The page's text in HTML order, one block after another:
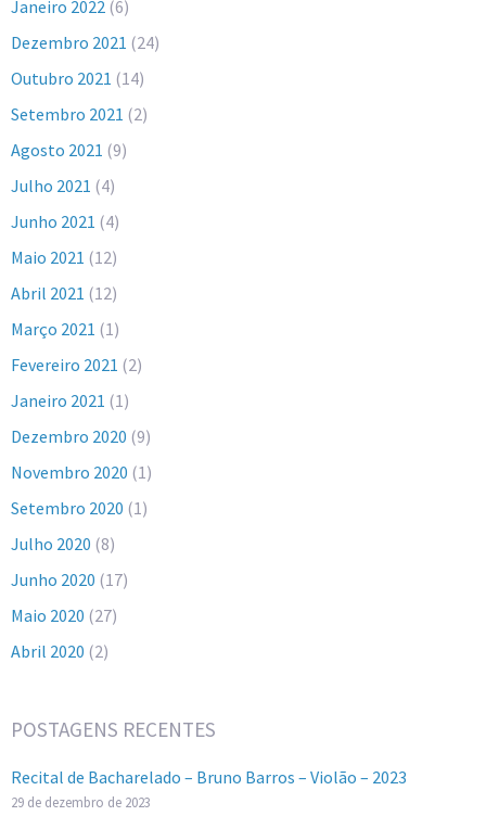
Janeiro 2022 (6)
Dezembro 2021 (24)
Outubro 2021 (14)
Setembro 2021 (2)
Agosto 2021 (9)
Julho 2021 (4)
Junho 2021 (4)
Maio 2021 (12)
Abril 2021 (12)
Março 2021 (1)
Fevereiro 2021 (2)
Janeiro 2021 (1)
Dezembro 2020 (9)
Novembro 2020 (1)
Setembro 2020 (1)
Julho 2020 (8)
Junho 2020 (17)
Maio 2020 (27)
Abril 2020 (2)
POSTAGENS RECENTES
Recital de Bacharelado – Bruno Barros – Violão – 2023
29 de dezembro de 2023